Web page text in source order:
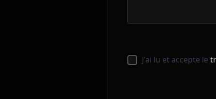
J'ai lu et accepte le